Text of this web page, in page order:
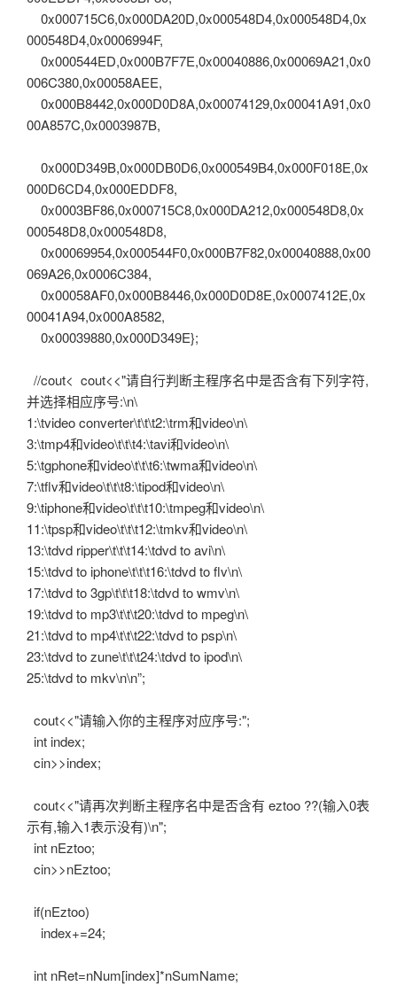
0x000715C6,0x000DA20D,0x000548D4,0x000548D4,0x
000548D4,0x0006994F,
0x000544ED,0x000B7F7E,0x00040886,0x00069A21,0x0
006C380,0x00058AEE,
0x000B8442,0x000D0D8A,0x00074129,0x00041A91,0x0
00A857C,0x0003987B,
0x000D349B,0x000DB0D6,0x000549B4,0x000F018E,0x
000D6CD4,0x000EDDF8,
0x0003BF86,0x000715C8,0x000DA212,0x000548D8,0x
000548D8,0x000548D8,
0x00069954,0x000544F0,0x000B7F82,0x00040888,0x00
069A26,0x0006C384,
0x00058AF0,0x000B8446,0x000D0D8E,0x0007412E,0x
00041A94,0x000A8582,
0x00039880,0x000D349E};
//cout< cout<<"请自行判断主程序名中是否含有下列字符,
并选择相应序号:\n\
1:\tvideo converter\t\t\t2:\trm和video\n\
3:\tmp4和video\t\t\t4:\tavi和video\n\
5:\tgphone和video\t\t\t6:\twma和video\n\
7:\tflv和video\t\t\t8:\tipod和video\n\
9:\tiphone和video\t\t\t10:\tmpeg和video\n\
11:\tpsp和video\t\t\t12:\tmkv和video\n\
13:\tdvd ripper\t\t\t14:\tdvd to avi\n\
15:\tdvd to iphone\t\t\t16:\tdvd to flv\n\
17:\tdvd to 3gp\t\t\t18:\tdvd to wmv\n\
19:\tdvd to mp3\t\t\t20:\tdvd to mpeg\n\
21:\tdvd to mp4\t\t\t22:\tdvd to psp\n\
23:\tdvd to zune\t\t\t24:\tdvd to ipod\n\
25:\tdvd to mkv\n\n”;
cout<<"请输入你的主程序对应序号:";
int index;
cin>>index;
cout<<"请再次判断主程序名中是否含有 eztoo ??(输入0表
示有,输入1表示没有)\n";
int nEztoo;
cin>>nEztoo;
if(nEztoo)
index+=24;
int nRet=nNum[index]*nSumName;